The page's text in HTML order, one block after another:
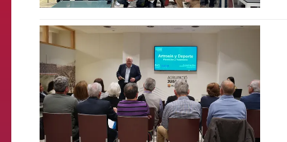
FCB Barcelona badge